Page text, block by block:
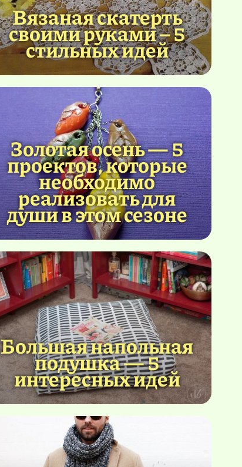
Вязаная скатерть
своими руками – 5
стильных идей
Золотая осень — 5
проектов, которые
необходимо
реализовать для
души в этом сезоне
Большая напольная
подушка — 5
интересных идей